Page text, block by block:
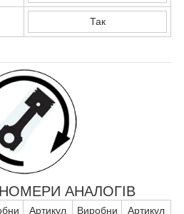
Так
АНАЛОГІВ
Артикул
Виробни
Артикул